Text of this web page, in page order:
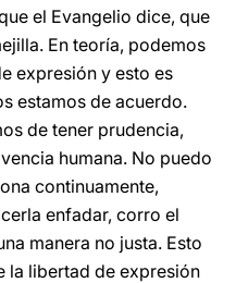
el Evangelio dice, que
En teoría, podemos
expresión y esto es
estamos de acuerdo.
de tener prudencia,
humana. No puedo
continuamente,
enfadar, corro el
manera no justa. Esto
la libertad de expresión